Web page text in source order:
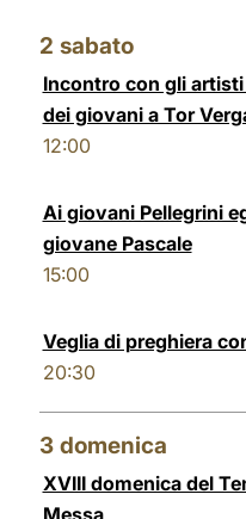
2 sabato
Incontro con gli
dei giovani a Tor
12:00
Ai giovani Pellegrini
giovane Pascale
15:00
Veglia di preghiera
20:30
3 domenica
XVIII domenica del
Messa